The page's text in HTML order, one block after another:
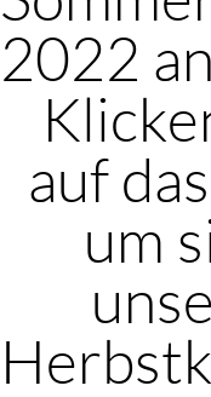
2022
auf
um